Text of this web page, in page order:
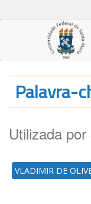
Palavra-
Utilizada
VLADIMIR DE